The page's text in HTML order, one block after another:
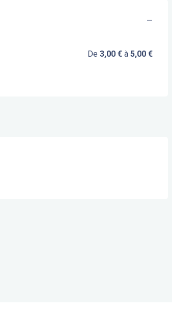
—
De3,00 € à5,00 €